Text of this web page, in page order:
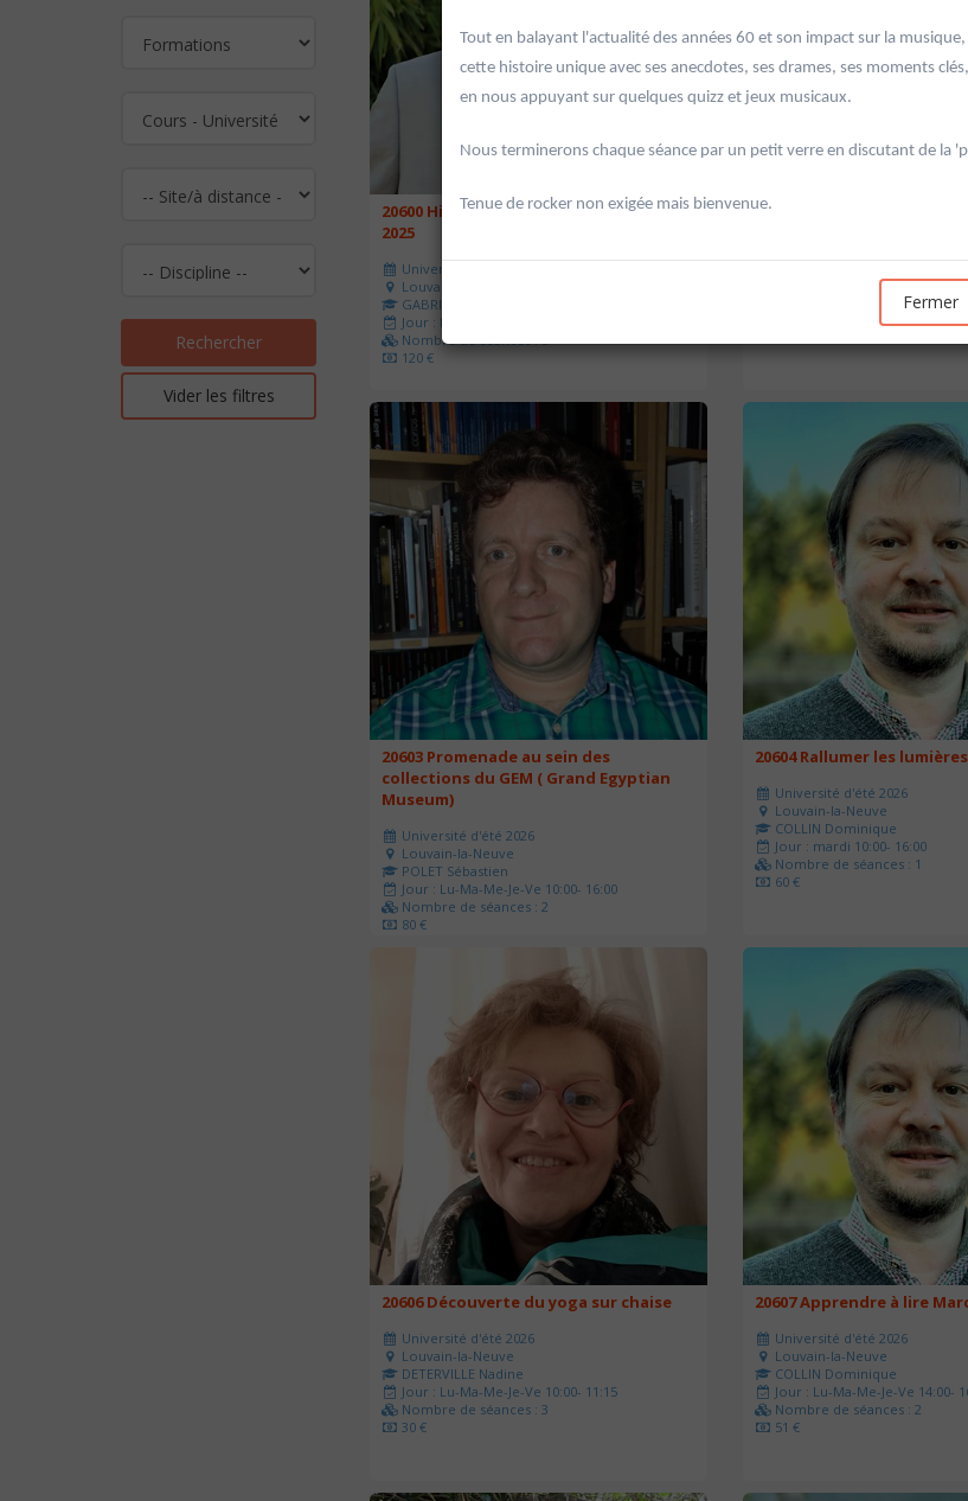
Rechercher
Vider les filtres
20600 Histoire de l'Allemagne de 1871 à
2025
Université d'été 2026
Louvain-la-Neuve
GABRIEL Vincent
Jour : Lu-Ma-Me-Je-Ve 10:30- 13:00
Nombre de séances : 5
120 €
20601 Géopolitique de
Louvain-la-Neuve
GABRIEL Vincent
Jour : Lu-Ma-Me-Je-Ve-Sa-Di
Nombre de séances : 5
20603 Promenade au sein des
collections du GEM ( Grand Egyptian
Museum)
Université d'été 2026
Louvain-la-Neuve
POLET Sébastien
Jour : Lu-Ma-Me-Je-Ve 10:00- 16:00
Nombre de séances : 2
80 €
20604 Rallumer les
Université d'été 2026
Louvain-la-Neuve
COLLIN Dominique
Jour : mardi 10:00- 16:00
Nombre de séances : 1
60 €
20606 Découverte du yoga sur chaise
Université d'été 2026
Louvain-la-Neuve
DETERVILLE Nadine
Jour : Lu-Ma-Me-Je-Ve 10:00- 11:15
Nombre de séances : 3
30 €
20607 Apprendre à lire
Université d'été 2026
Louvain-la-Neuve
COLLIN Dominique
Jour : Lu-Ma-Me-Je-Ve 14:00-
Nombre de séances : 2
51 €
Tout en balayant l'actualité des années 60 et son impact sur la
cette histoire unique avec ses anecdotes, ses drames, ses moments
en nous appuyant sur quelques quizz et jeux musicaux.
Nous terminerons chaque séance par un petit verre en discutant de la
Tenue de rocker non exigée mais bienvenue.
Fermer